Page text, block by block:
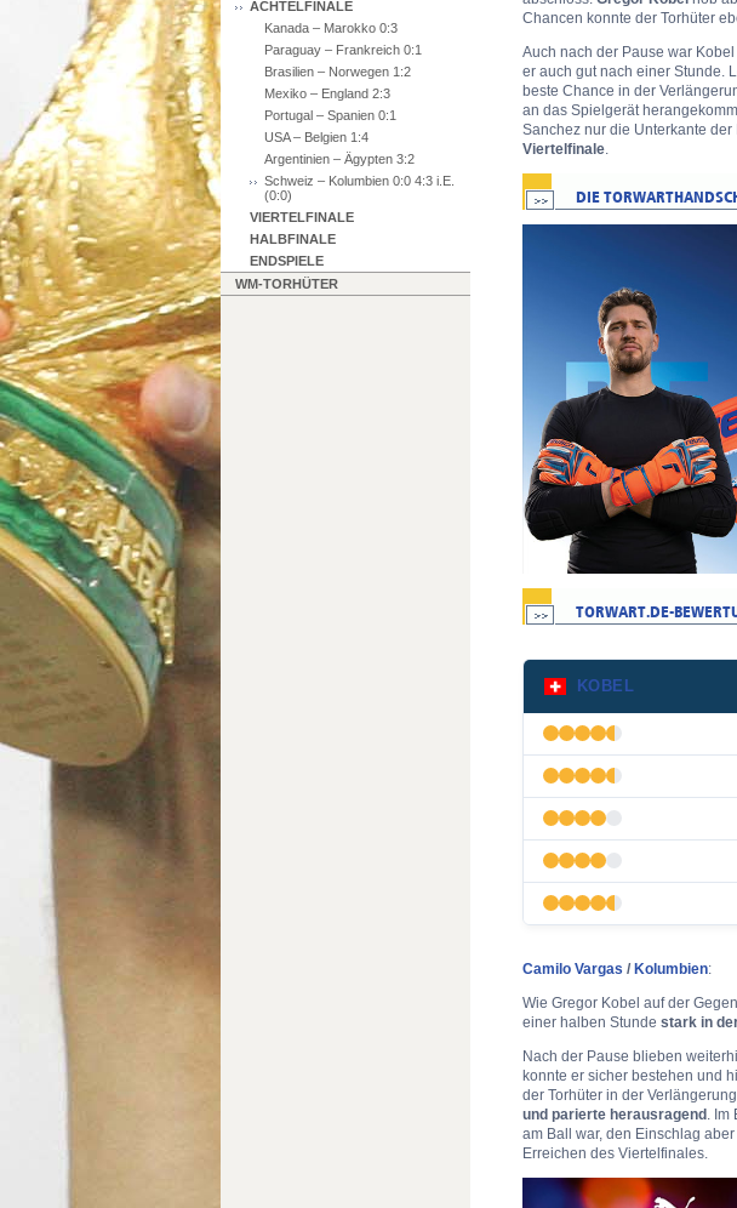
ACHTELFINALE
Kanada – Marokko 0:3
Paraguay – Frankreich 0:1
Brasilien – Norwegen 1:2
Mexiko – England 2:3
Portugal – Spanien 0:1
USA – Belgien 1:4
Argentinien – Ägypten 3:2
Schweiz – Kolumbien 0:0 4:3 i.E.
(0:0)
VIERTELFINALE
HALBFINALE
ENDSPIELE
WM-TORHÜTER
Chancen konnte der Torhüter
Auch nach der Pause war
er auch gut nach einer Stunde.
beste Chance in der
an das Spielgerät
Sanchez nur die Unterkante der
Viertelfinale.
KOBEL
Camilo Vargas / Kolumbien:
Wie Gregor Kobel auf der
einer halben Stunde stark in
Nach der Pause blieben
konnte er sicher bestehen und
der Torhüter in der
und parierte herausragend .
am Ball war, den Einschlag
Erreichen des Viertelfinales.